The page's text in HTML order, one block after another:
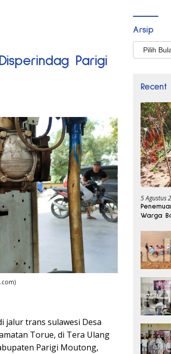
Parigi
jalur trans sulawesi Desa
Torue, di Tera Ulang
Parigi Moutong,
Arsip
Arsip
Recent
5 Agustus
Warga